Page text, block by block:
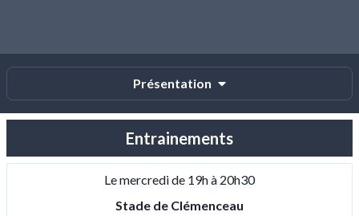
Présentation
Entrainements
Le mercredi de 19h à 20h30
Stade de Clémenceau